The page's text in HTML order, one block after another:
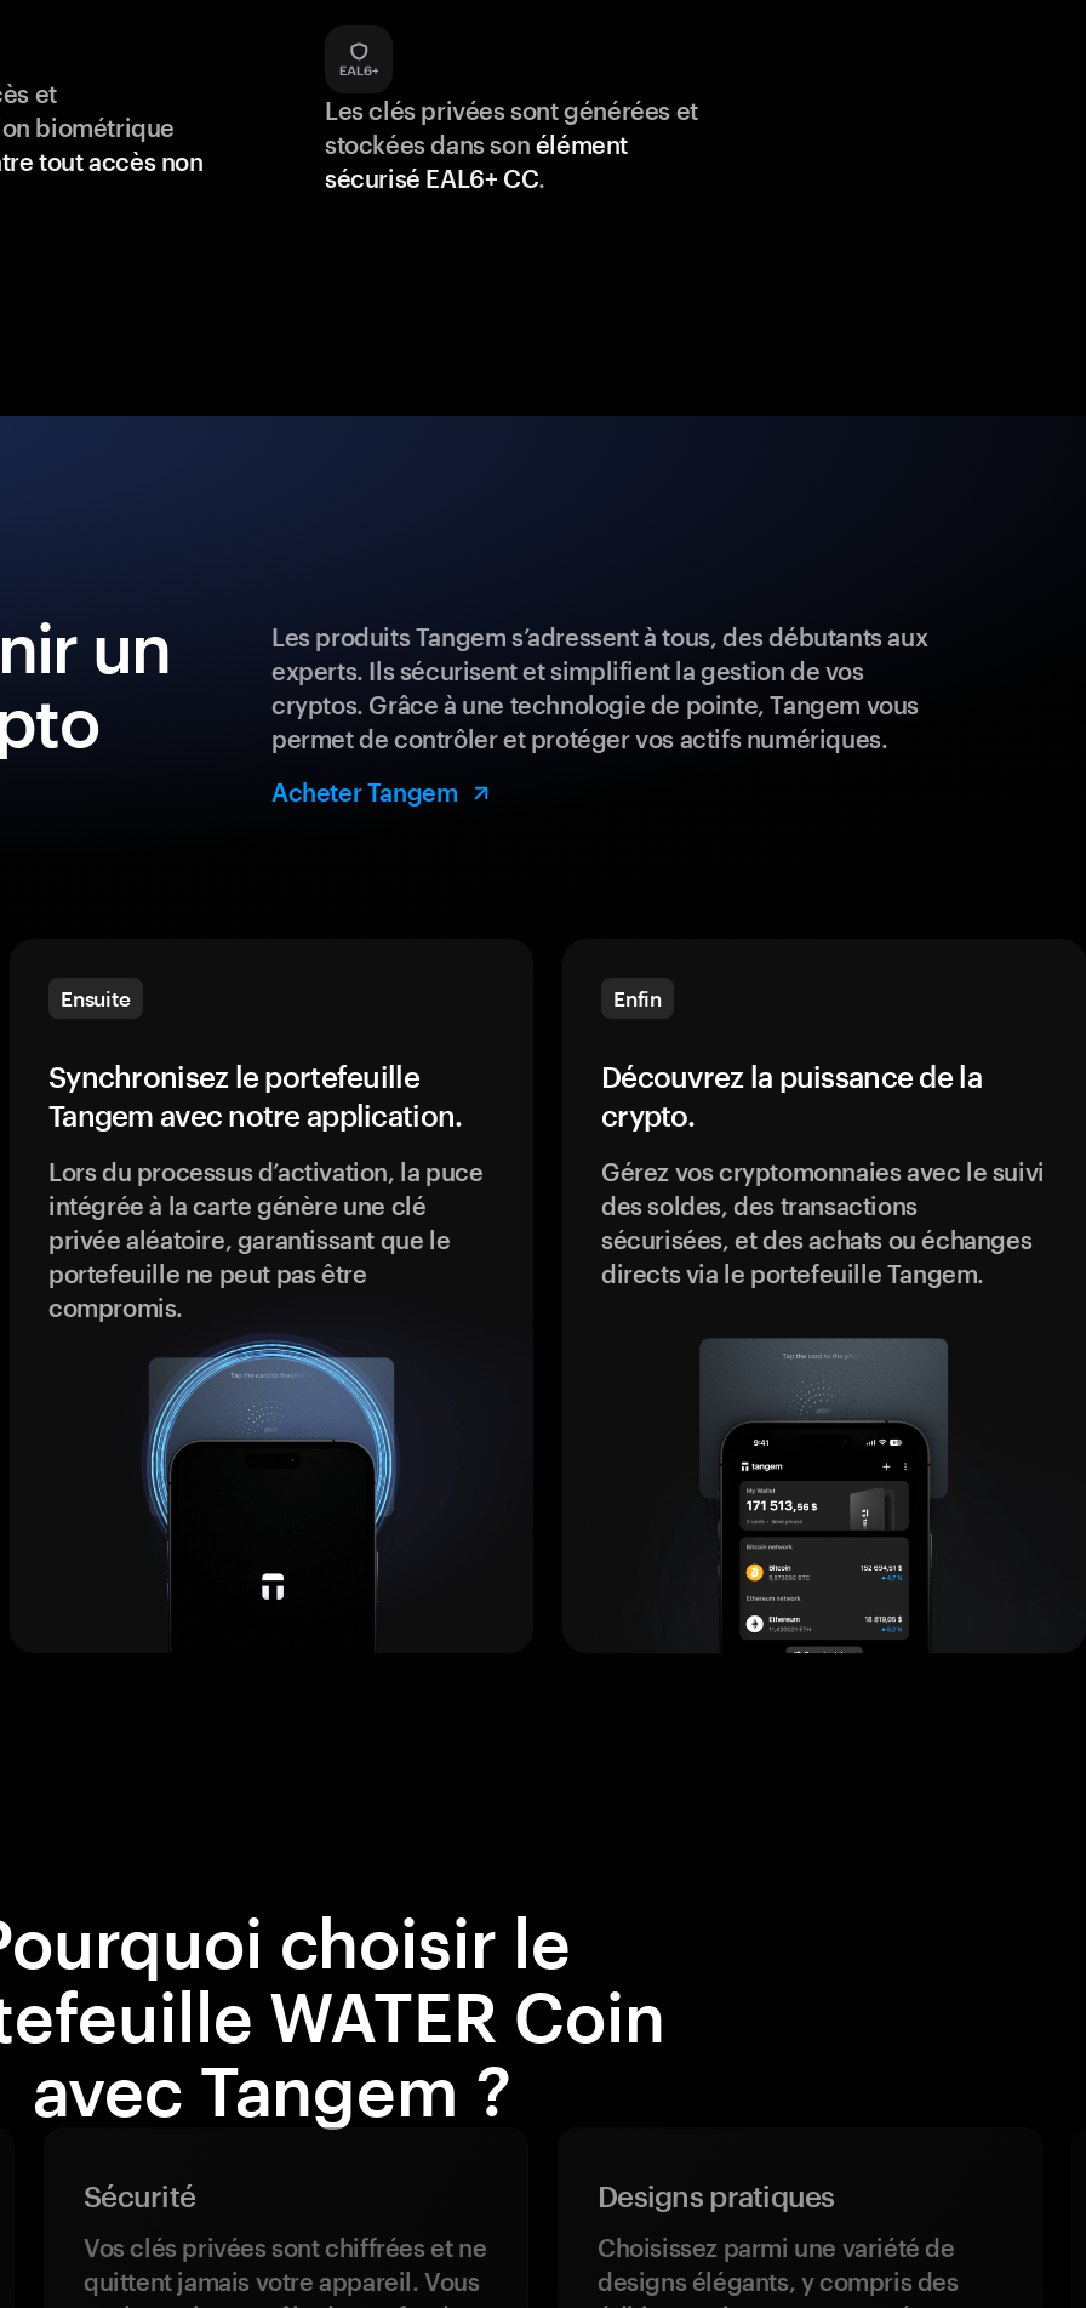
et
biométrique
tout accès non
Les clés privées sont générées et
stockées dans son élément
sécurisé EAL6+ CC.
un
Les produits Tangem s’adressent à tous, des débutants aux
experts. Ils sécurisent et simplifient la gestion de vos
cryptos. Grâce à une technologie de pointe, Tangem vous
permet de contrôler et protéger vos actifs numériques.
Acheter Tangem
Ensuite
Synchronisez le portefeuille
Tangem avec notre application.
Lors du processus d’activation, la puce
intégrée à la carte génère une clé
privée aléatoire, garantissant que le
portefeuille ne peut pas être
compromis.
Enfin
Découvrez la puissance de la
crypto.
Gérez vos cryptomonnaies avec le suivi
des soldes, des transactions
sécurisées, et des achats ou échanges
directs via le portefeuille Tangem.
choisir le
WATER Coin
avec Tangem ?
Sécurité
Vos clés privées sont chiffrées et ne
quittent jamais votre appareil. Vous
Designs pratiques
Choisissez parmi une variété de
designs élégants, y compris des